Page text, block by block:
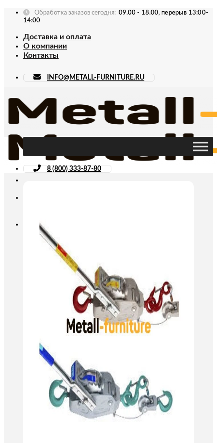
Skip
Обработка заказов сегодня: 09.00 - 18.00, перерыв 13:00-
14:00
Доставка и оплата
О компании
Контакты
INFO@METALL-FURNITURE.RU
8 (800) 333-87-80